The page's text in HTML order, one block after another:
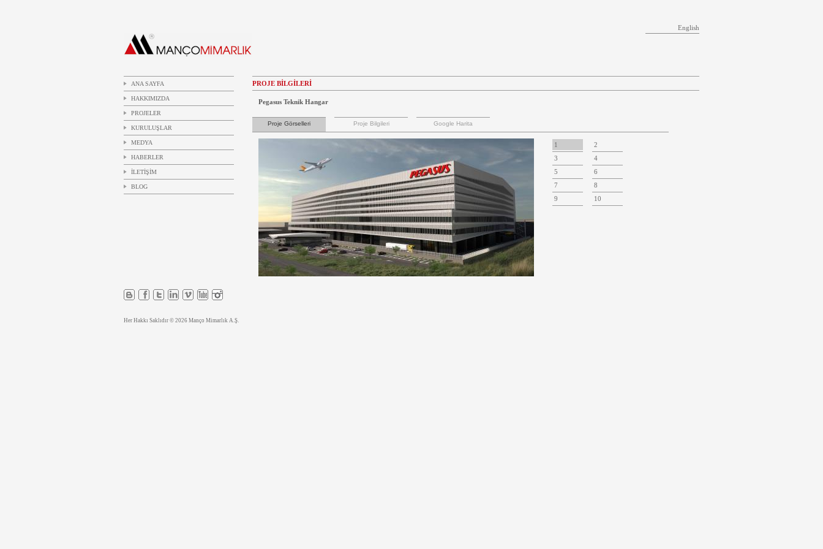
English
ANA SAYFA
HAKKIMIZDA
PROJELER
KURULUŞLAR
MEDYA
HABERLER
İLETİŞİM
BLOG
PROJE BİLGİLERİ
Pegasus Teknik Hangar
Proje Görselleri Proje Bilgileri Google Harita
1
2
3
4
5
6
7
8
9
10
Her Hakkı Saklıdır © 2026 Manço Mimarlık A.Ş.